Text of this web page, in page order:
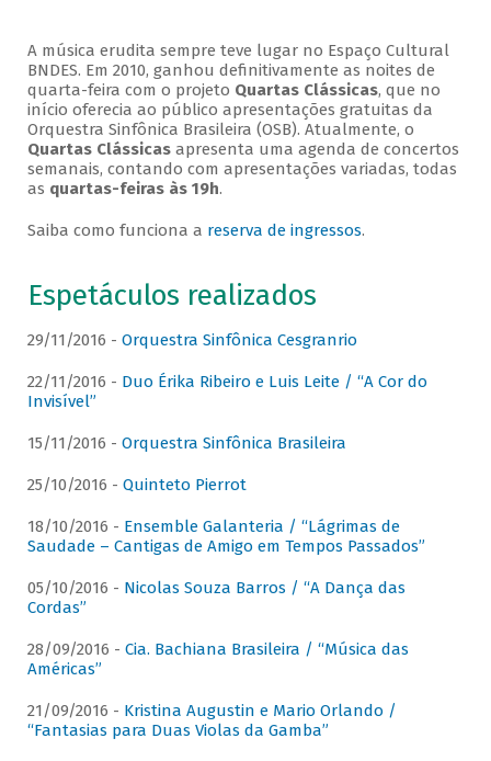
A música erudita sempre teve lugar no Espaço Cultural
BNDES. Em 2010, ganhou definitivamente as noites de
quarta-feira com o projeto Quartas Clássicas, que no
início oferecia ao público apresentações gratuitas da
Orquestra Sinfônica Brasileira (OSB). Atualmente, o
Quartas Clássicasapresenta uma agenda de concertos
semanais, contando com apresentações variadas, todas
as quartas-feiras às 19h.
Saiba como funciona a reserva de ingressos.
Espetáculos realizados
29/11/2016 - Orquestra Sinfônica Cesgranrio
22/11/2016 - Duo Érika Ribeiro e Luis Leite / “A Cor do
Invisível”
15/11/2016 - Orquestra Sinfônica Brasileira
25/10/2016 - Quinteto Pierrot
18/10/2016 - Ensemble Galanteria / “Lágrimas de
Saudade – Cantigas de Amigo em Tempos Passados”
05/10/2016 - Nicolas Souza Barros / “A Dança das
Cordas”
28/09/2016 - Cia. Bachiana Brasileira / “Música das
Américas”
21/09/2016 - Kristina Augustin e Mario Orlando /
“Fantasias para Duas Violas da Gamba”